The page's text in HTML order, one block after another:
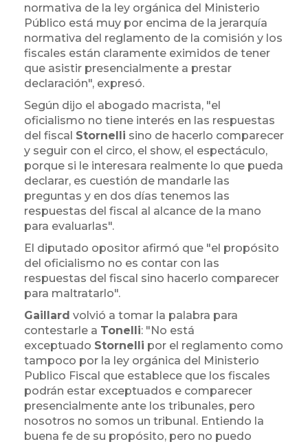
normativa de la ley orgánica del Ministerio
Público está muy por encima de la jerarquía
normativa del reglamento de la comisión y los
fiscales están claramente eximidos de tener
que asistir presencialmente a prestar
declaración", expresó.
Según dijo el abogado macrista, "el
oficialismo no tiene interés en las respuestas
del fiscal Stornelli sino de hacerlo comparecer
y seguir con el circo, el show, el espectáculo,
porque si le interesara realmente lo que pueda
declarar, es cuestión de mandarle las
preguntas y en dos días tenemos las
respuestas del fiscal al alcance de la mano
para evaluarlas".
El diputado opositor afirmó que "el propósito
del oficialismo no es contar con las
respuestas del fiscal sino hacerlo comparecer
para maltratarlo".
Gaillard volvió a tomar la palabra para
contestarle a Tonelli: "No está
exceptuado Stornelli por el reglamento como
tampoco por la ley orgánica del Ministerio
Publico Fiscal que establece que los fiscales
podrán estar exceptuados e comparecer
presencialmente ante los tribunales, pero
nosotros no somos un tribunal. Entiendo la
buena fe de su propósito, pero no puedo